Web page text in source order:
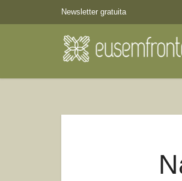
Newsletter gratuita